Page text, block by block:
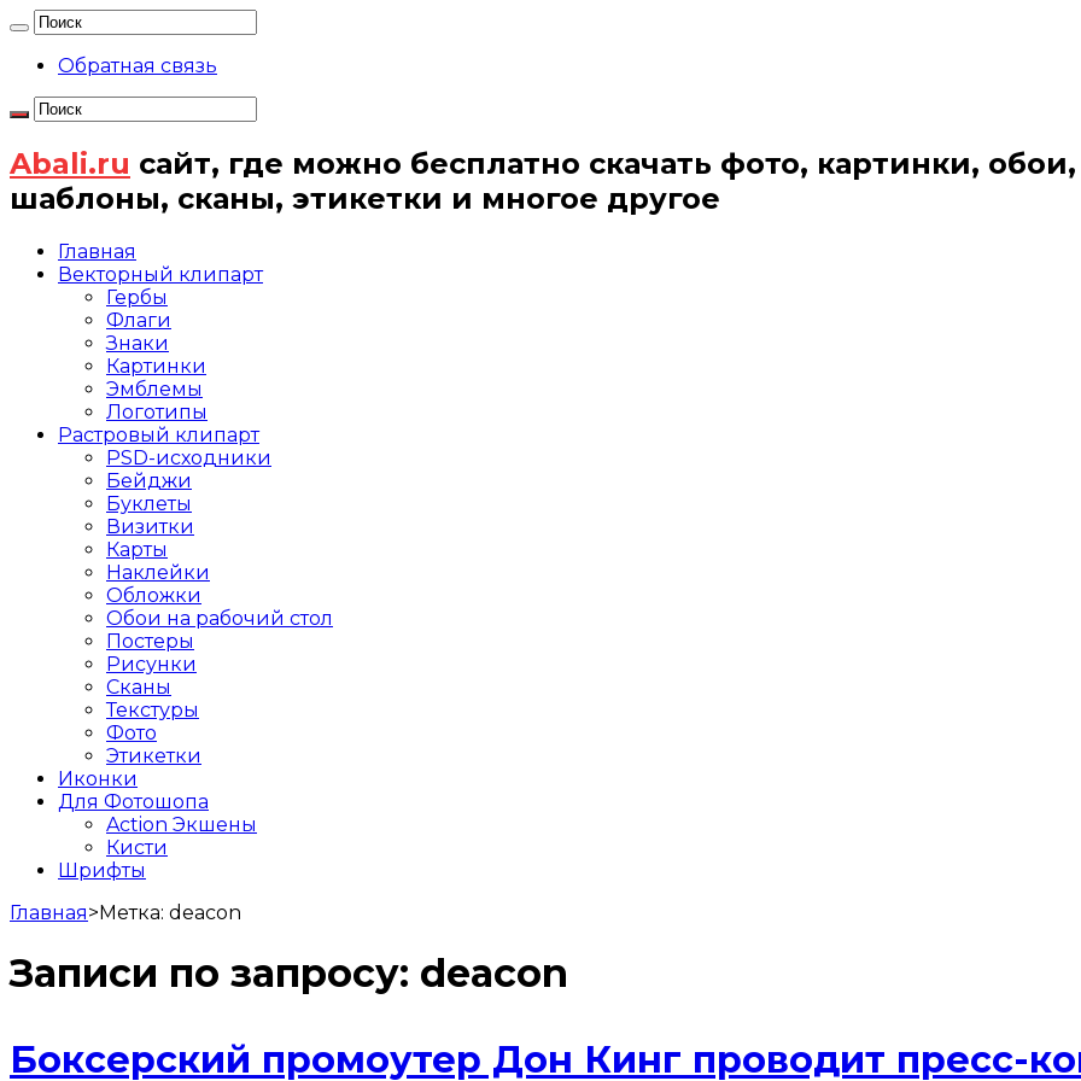
Обратная связь
Abali.ru сайт, где можно бесплатно скачать фото, картинки,
шаблоны, сканы, этикетки и многое другое
Главная
Векторный клипарт
Гербы
Флаги
Знаки
Картинки
Эмблемы
Логотипы
Растровый клипарт
PSD-исходники
Бейджи
Буклеты
Визитки
Карты
Наклейки
Обложки
Обои на рабочий стол
Постеры
Рисунки
Сканы
Текстуры
Фото
Этикетки
Иконки
Для Фотошопа
Action Экшены
Кисти
Шрифты
Главная>Метка: deacon
Записи по запросу: deacon
Боксерский промоутер Дон Кинг проводит пресс-